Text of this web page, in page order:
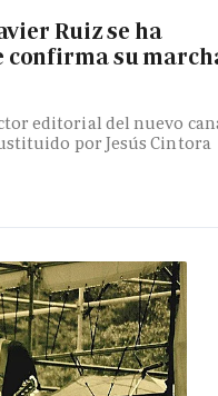
Ruiz se ha
confirma su
editorial del nuevo
por Jesús Cintora